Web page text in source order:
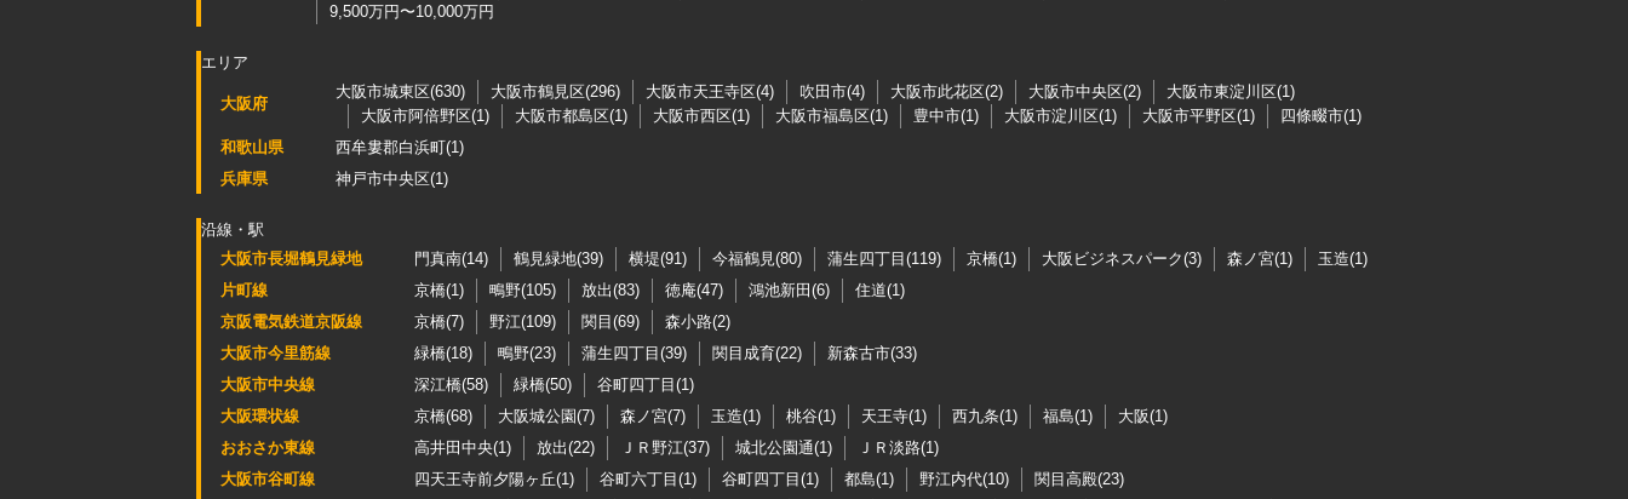
9,500万円〜10,000万円
エリア
大阪府
大阪市城東区(630) 大阪市鶴見区(296) 大阪市天王寺区(4) 吹田市(4) 大阪市此花区(2) 大阪市中央区(2)
大阪市東淀川区(1)
大阪市阿倍野区(1)
大阪市都島区(1) 大阪市西区(1) 大阪市福島区(1) 豊中市(1) 大阪市淀川区(1) 大阪市平野区(1)
四條畷市(1)
和歌山県
西牟婁郡白浜町(1)
兵庫県
神戸市中央区(1)
沿線・駅
大阪市長堀鶴見緑地
門真南(14) 鶴見緑地(39) 横堤(91) 今福鶴見(80) 蒲生四丁目(119) 京橋(1) 大阪ビジネスパーク(3) 森ノ宮(1)
玉造(1)
片町線
京橋(1) 鴫野(105) 放出(83) 徳庵(47) 鴻池新田(6)
住道(1)
京阪電気鉄道京阪線
京橋(7) 野江(109) 関目(69)
森小路(2)
大阪市今里筋線
緑橋(18) 鴫野(23) 蒲生四丁目(39) 関目成育(22)
新森古市(33)
大阪市中央線
深江橋(58) 緑橋(50)
谷町四丁目(1)
大阪環状線
京橋(68) 大阪城公園(7) 森ノ宮(7) 玉造(1) 桃谷(1) 天王寺(1) 西九条(1) 福島(1)
大阪(1)
おおさか東線
高井田中央(1) 放出(22) ＪＲ野江(37) 城北公園通(1)
ＪＲ淡路(1)
大阪市谷町線
四天王寺前夕陽ヶ丘(1) 谷町六丁目(1) 谷町四丁目(1) 都島(1) 野江内代(10) 関目高殿(23)